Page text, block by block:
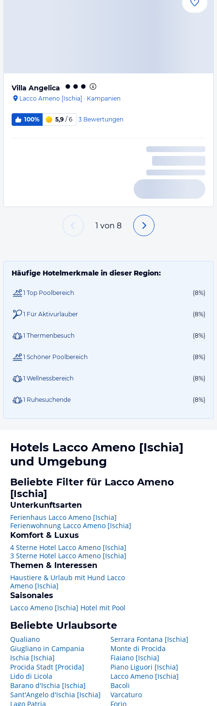
Villa Angelica
Lacco Ameno [Ischia] · Kampanien
100% 5,9 / 6 3 Bewertungen
1 von 8
Häufige Hotelmerkmale in dieser Region:
1 Top Poolbereich (8%)
1 Für Aktivurlauber (8%)
1 Thermenbesuch (8%)
1 Schöner Poolbereich (8%)
1 Wellnessbereich (8%)
1 Ruhesuchende (8%)
Hotels Lacco Ameno [Ischia]
und Umgebung
Beliebte Filter für Lacco Ameno
[Ischia]
Unterkunftsarten
Ferienhaus Lacco Ameno [Ischia]
Ferienwohnung Lacco Ameno [Ischia]
Komfort & Luxus
4 Sterne Hotel Lacco Ameno [Ischia]
3 Sterne Hotel Lacco Ameno [Ischia]
Themen & Interessen
Haustiere & Urlaub mit Hund Lacco
Ameno [Ischia]
Saisonales
Lacco Ameno [Ischia] Hotel mit Pool
Beliebte Urlaubsorte
Qualiano
Giugliano in Campania
Ischia [Ischia]
Procida Stadt [Procida]
Lido di Licola
Barano d'Ischia [Ischia]
Sant'Angelo d'Ischia [Ischia]
Lago Patria
Serrara Fontana [Ischia]
Monte di Procida
Fiaiano [Ischia]
Piano Liguori [Ischia]
Lacco Ameno [Ischia]
Bacoli
Varcaturo
Forio